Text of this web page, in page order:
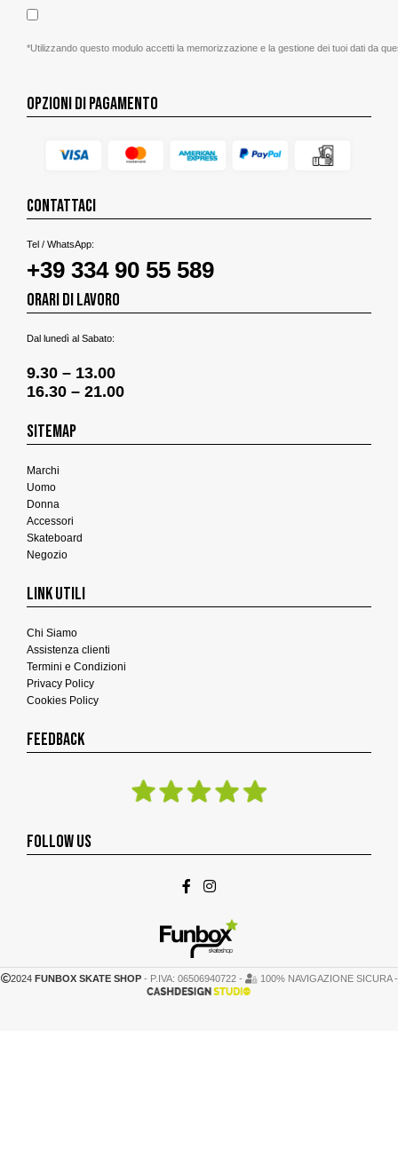
*Utilizzando questo modulo accetti la memorizzazione e la gestione dei tuoi dati da
OPZIONI DI PAGAMENTO
CONTATTACI
Tel / WhatsApp:
+39 334 90 55 589
ORARI DI LAVORO
Dal lunedì al Sabato:
9.30 – 13.00
16.30 – 21.00
SITEMAP
Marchi
Uomo
Donna
Accessori
Skateboard
Negozio
LINK UTILI
Chi Siamo
Assistenza clienti
Termini e Condizioni
Privacy Policy
Cookies Policy
FEEDBACK
FOLLOW US
2024 FUNBOX SKATE SHOP- P.IVA: 06506940722 - 100% NAVIGAZIONE SICURA -